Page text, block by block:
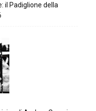
il Padiglione della